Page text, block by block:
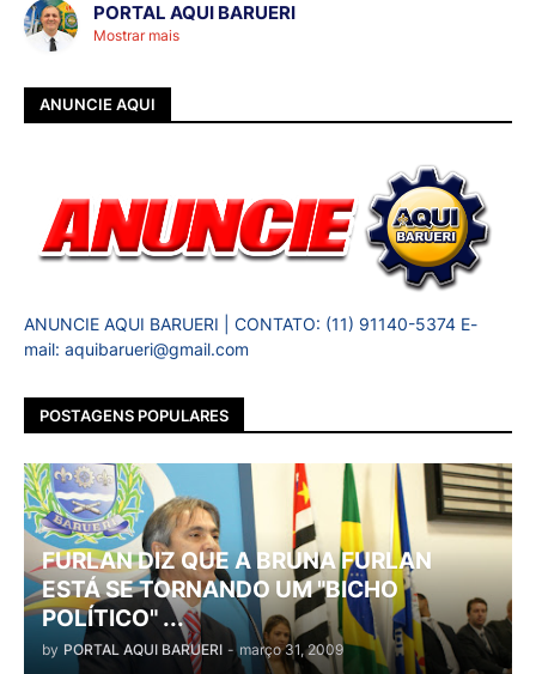
PORTAL AQUI BARUERI
Mostrar mais
ANUNCIE AQUI
ANUNCIE AQUI BARUERI | CONTATO: (11) 91140-5374 E-
mail: aquibarueri@gmail.com
POSTAGENS POPULARES
FURLAN DIZ QUE A BRUNA FURLAN
ESTÁ SE TORNANDO UM "BICHO
POLÍTICO" ...
by PORTAL AQUI BARUERI - março 31, 2009